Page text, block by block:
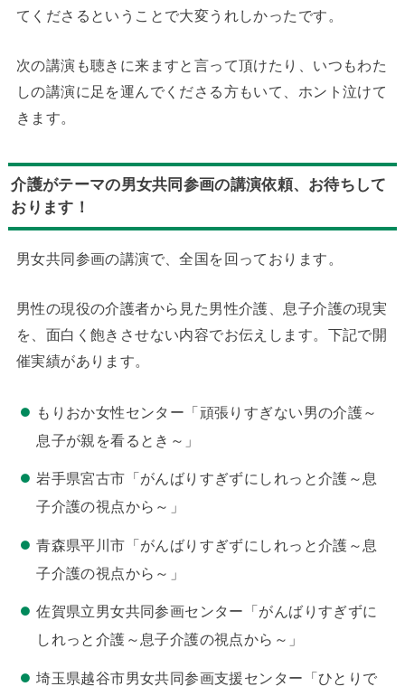
てくださるということで大変うれしかったです。
次の講演も聴きに来ますと言って頂けたり、いつもわた
しの講演に足を運んでくださる方もいて、ホント泣けて
きます。
介護がテーマの男女共同参画の講演依頼、お待ちして
おります！
男女共同参画の講演で、全国を回っております。
男性の現役の介護者から見た男性介護、息子介護の現実
を、面白く飽きさせない内容でお伝えします。下記で開
催実績があります。
もりおか女性センター「頑張りすぎない男の介護～
息子が親を看るとき～」
岩手県宮古市「がんばりすぎずにしれっと介護～息
子介護の視点から～」
青森県平川市「がんばりすぎずにしれっと介護～息
子介護の視点から～」
佐賀県立男女共同参画センター「がんばりすぎずに
しれっと介護～息子介護の視点から～」
埼玉県越谷市男女共同参画支援センター「ひとりで